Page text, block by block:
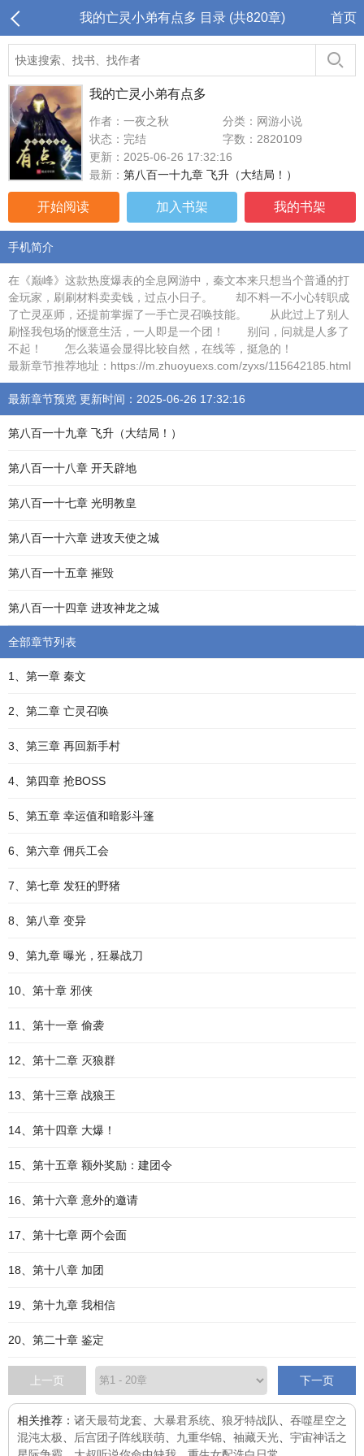
我的亡灵小弟有点多 目录 (共820章) 首页
我的亡灵小弟有点多
作者：一夜之秋
分类：网游小说
状态：完结
字数：2820109
更新：2025-06-26 17:32:16
最新： 第八百一十九章 飞升（大结局！）
开始阅读 加入书架 我的书架
手机简介
在《巅峰》这款热度爆表的全息网游中，秦文本来只想当个普通的打
金玩家，刷刷材料卖卖钱，过点小日子。 却不料一不小心转职成
了亡灵巫师，还提前掌握了一手亡灵召唤技能。 从此过上了别人
刷怪我包场的惬意生活，一人即是一个团！ 别问，问就是人多了
不起！ 怎么装逼会显得比较自然，在线等，挺急的！
最新章节推荐地址：https://m.zhuoyuexs.com/zyxs/115642185.html
最新章节预览 更新时间：2025-06-26 17:32:16
第八百一十九章 飞升（大结局！）
第八百一十八章 开天辟地
第八百一十七章 光明教皇
第八百一十六章 进攻天使之城
第八百一十五章 摧毁
第八百一十四章 进攻神龙之城
全部章节列表
1、第一章 秦文
2、第二章 亡灵召唤
3、第三章 再回新手村
4、第四章 抢BOSS
5、第五章 幸运值和暗影斗篷
6、第六章 佣兵工会
7、第七章 发狂的野猪
8、第八章 变异
9、第九章 曝光，狂暴战刀
10、第十章 邪侠
11、第十一章 偷袭
12、第十二章 灭狼群
13、第十三章 战狼王
14、第十四章 大爆！
15、第十五章 额外奖励：建团令
16、第十六章 意外的邀请
17、第十七章 两个会面
18、第十八章 加团
19、第十九章 我相信
20、第二十章 鉴定
上一页 下一页
相关推荐： 诸天最苟龙套 大暴君系统 狼牙特战队
吞噬星空之
混沌太极
后宫团子阵线联萌 九重华锦 袖藏天光
宇宙神话之